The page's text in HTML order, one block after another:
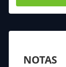
NOTAS